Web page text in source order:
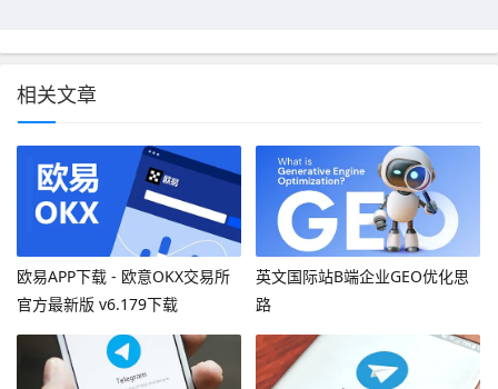
相关文章
欧易APP下载 - 欧意OKX交易所
官方最新版 v6.179下载
英文国际站B端企业GEO优化思
路